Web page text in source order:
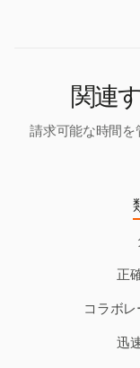
関連
請求可能な時間を
正
コラボ
迅